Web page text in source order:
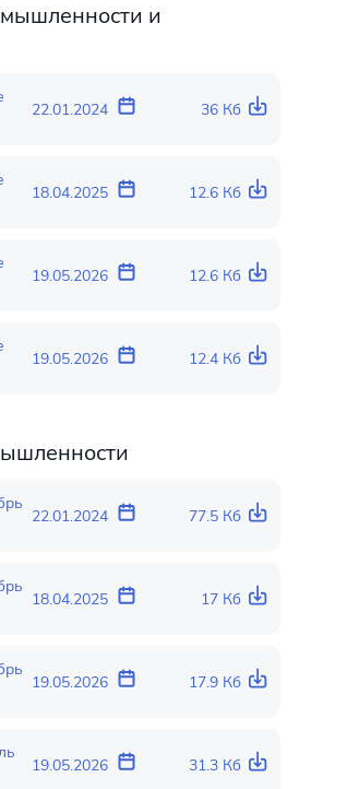
и
22.01.2024 36 Кб
18.04.2025 12.6 Кб
19.05.2026 12.6 Кб
19.05.2026 12.4 Кб
22.01.2024 77.5 Кб
18.04.2025 17 Кб
19.05.2026 17.9 Кб
19.05.2026 31.3 Кб